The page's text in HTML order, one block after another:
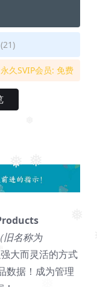
❅❅
❅
永久SVIP会员: 免费
（旧名称为
大而灵活的方式
数据！成为管理